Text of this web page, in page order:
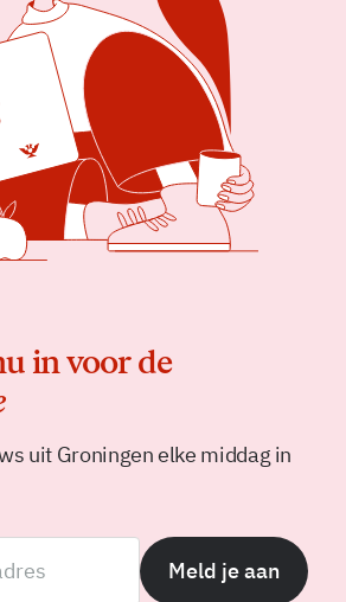
in voor de
uit Groningen elke middag in
Meld je aan